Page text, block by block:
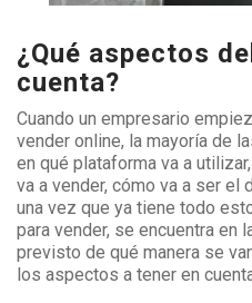
¿Qué aspectos
cuenta?
Cuando un empresario
vender online, la mayoría de
en qué plataforma va a
va a vender, cómo va a ser el
una vez que ya tiene todo
para vender, se encuentra en
previsto de qué manera se
los aspectos a tener en